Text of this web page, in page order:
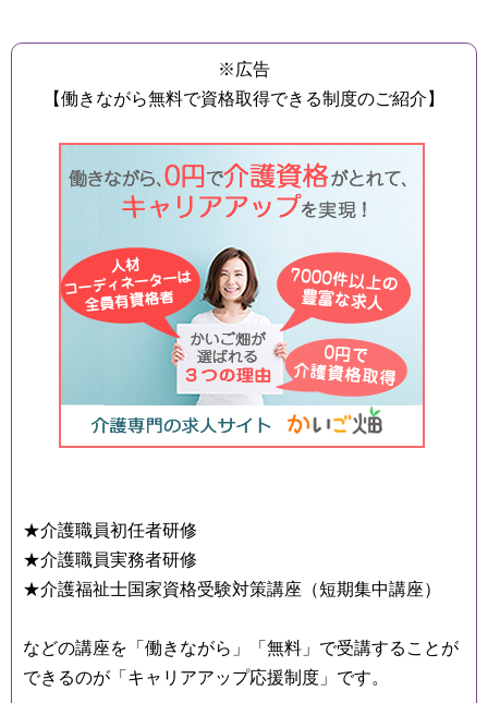
※広告
【働きながら無料で資格取得できる制度のご紹介】
★介護職員初任者研修
★介護職員実務者研修
★介護福祉士国家資格受験対策講座（短期集中講座）
などの講座を「働きながら」「無料」で受講することが
できるのが「キャリアアップ応援制度」です。